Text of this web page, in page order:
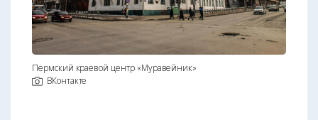
Пермский краевой центр «Муравейник»
ВКонтакте